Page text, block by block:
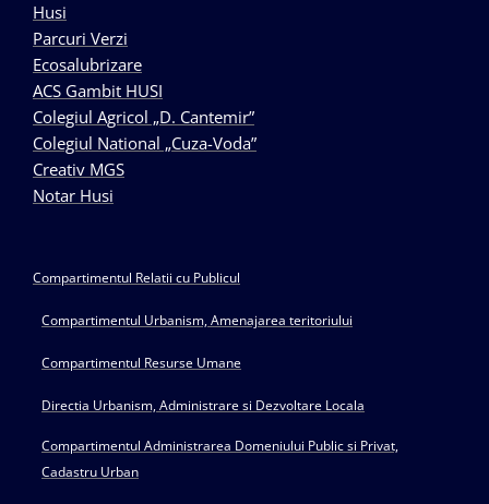
Husi
Parcuri Verzi
Ecosalubrizare
ACS Gambit HUSI
Colegiul Agricol „D. Cantemir”
Colegiul National „Cuza-Voda”
Creativ MGS
Notar Husi
Compartimentul Relatii cu Publicul
Compartimentul Urbanism, Amenajarea teritoriului
Compartimentul Resurse Umane
Directia Urbanism, Administrare si Dezvoltare Locala
Compartimentul Administrarea Domeniului Public si Privat,
Cadastru Urban